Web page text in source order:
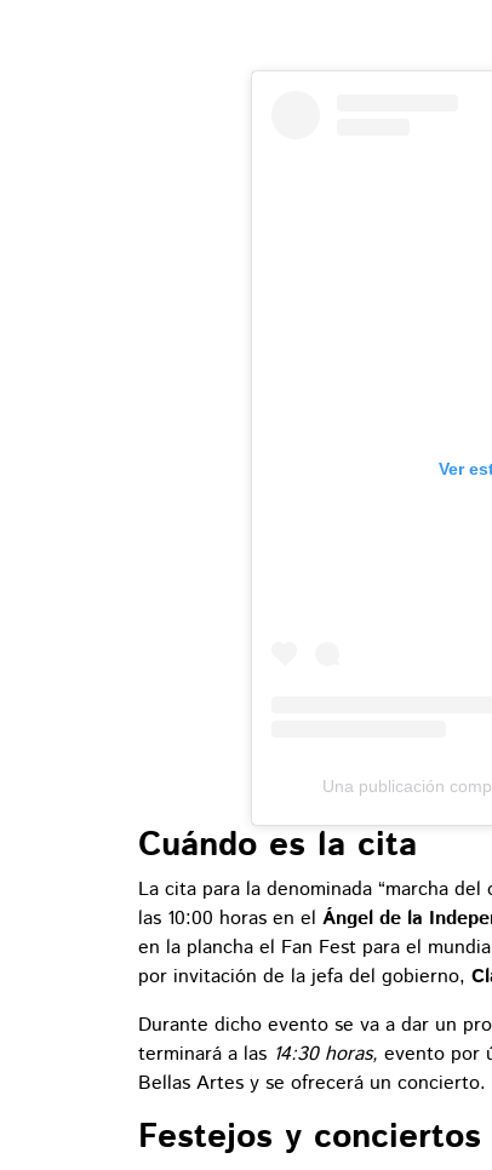
Ver
Una publicación
Cuándo es la cita
La cita para la denominada “marcha
las 10:00 horas en el Ángel de la
en la plancha el Fan Fest para el
por invitación de la jefa del gobierno,
Durante dicho evento se va a dar un
terminará a las 14:30 horas, evento por
Bellas Artes y se ofrecerá un concierto.
Festejos y conciertos